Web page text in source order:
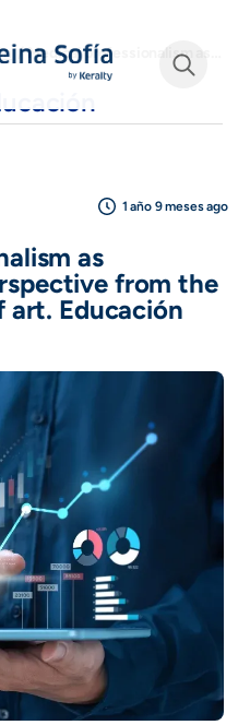
Medical professionalism as competence, a perspective from the narrative: State of art. Educación Médica
as
from the
Educación
1 año 9 meses ago